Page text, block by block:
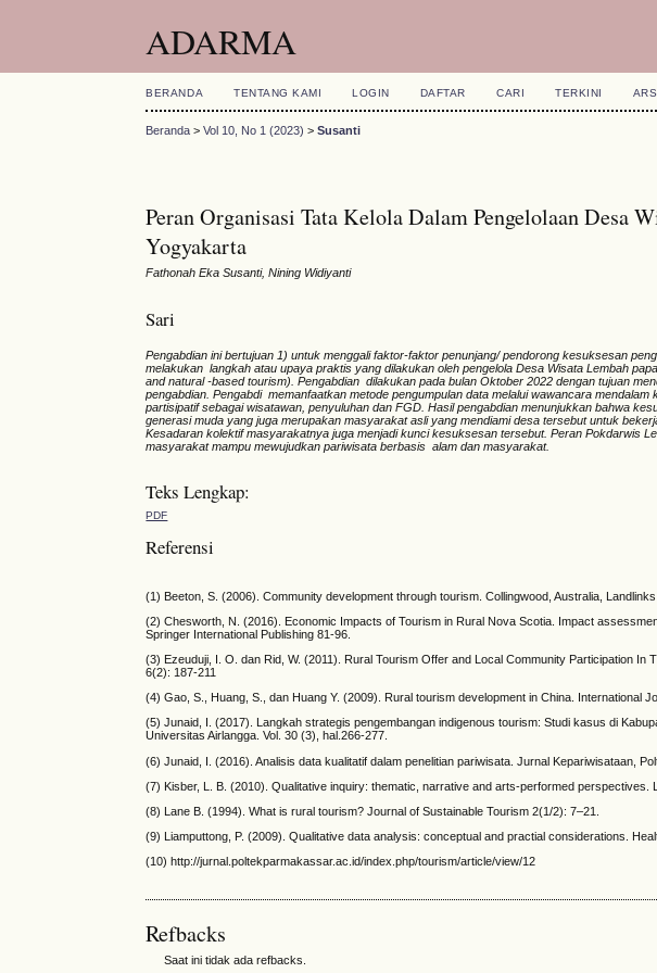
ADARMA
BERANDA TENTANG KAMI LOGIN DAFTAR CARI TERKINI
Beranda >Vol 10, No 1 (2023) >Susanti
Peran Organisasi Tata Kelola Dalam Pengelolaan Desa
Yogyakarta
Fathonah Eka Susanti, Nining Widiyanti
Sari
Pengabdian ini bertujuan 1) untuk menggali faktor-faktor penunjang/ pendorong kesuksesan
melakukan langkah atau upaya praktis yang dilakukan oleh pengelola Desa Wisata Lembah
and natural -based tourism). Pengabdian dilakukan pada bulan Oktober 2022 dengan tujuan
pengabdian. Pengabdi memanfaatkan metode pengumpulan data melalui wawancara
partisipatif sebagai wisatawan, penyuluhan dan FGD. Hasil pengabdian menunjukkan bahwa
generasi muda yang juga merupakan masyarakat asli yang mendiami desa tersebut untuk
Kesadaran kolektif masyarakatnya juga menjadi kunci kesuksesan tersebut. Peran Pokdarwis
masyarakat mampu mewujudkan pariwisata berbasis alam dan masyarakat.
Teks Lengkap:
PDF
Referensi
(1) Beeton, S. (2006). Community development through tourism. Collingwood, Australia, Landlinks
(2) Chesworth, N. (2016). Economic Impacts of Tourism in Rural Nova Scotia. Impact
Springer International Publishing 81-96.
(3) Ezeuduji, I. O. dan Rid, W. (2011). Rural Tourism Offer and Local Community Participation
6(2): 187-211
(4) Gao, S., Huang, S., dan Huang Y. (2009). Rural tourism development in China. International
(5) Junaid, I. (2017). Langkah strategis pengembangan indigenous tourism: Studi kasus di
Universitas Airlangga. Vol. 30 (3), hal.266-277.
(6) Junaid, I. (2016). Analisis data kualitatif dalam penelitian pariwisata. Jurnal Kepariwisataan,
(7) Kisber, L. B. (2010). Qualitative inquiry: thematic, narrative and arts-performed perspectives.
(8) Lane B. (1994). What is rural tourism? Journal of Sustainable Tourism 2(1/2): 7–21.
(9) Liamputtong, P. (2009). Qualitative data analysis: conceptual and practial considerations.
(10) http://jurnal.poltekparmakassar.ac.id/index.php/tourism/article/view/12
Refbacks
Saat ini tidak ada refbacks.